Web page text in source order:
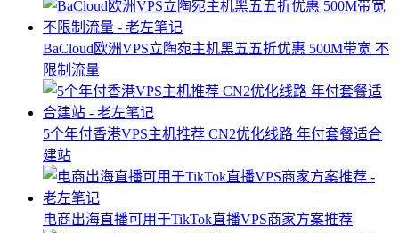
BaCloud欧洲VPS立陶宛主机黑五五折优惠 500M带宽 不
限制流量
5个年付香港VPS主机推荐 CN2优化线路 年付套餐适合
建站
电商出海直播可用于TikTok直播VPS商家方案推荐